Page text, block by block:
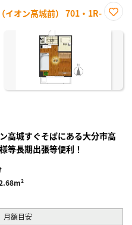
イオン高城前） 701・1R-
に入
高城すぐそばにある大分市高
等長期出張等便利！
月額目安